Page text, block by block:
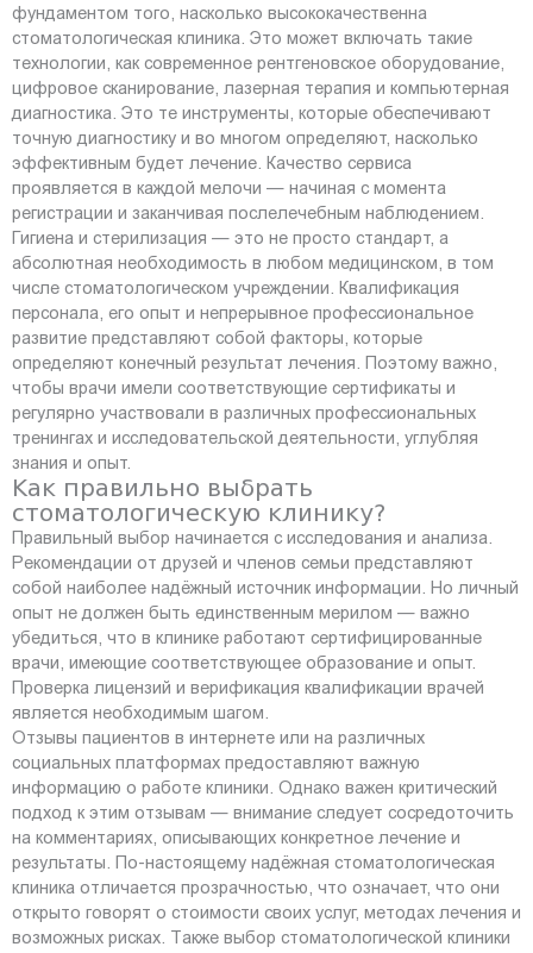
фундаментом того, насколько высококачественна
стоматологическая клиника. Это может включать такие
технологии, как современное рентгеновское оборудование,
цифровое сканирование, лазерная терапия и компьютерная
диагностика. Это те инструменты, которые обеспечивают
точную диагностику и во многом определяют, насколько
эффективным будет лечение. Качество сервиса
проявляется в каждой мелочи — начиная с момента
регистрации и заканчивая послелечебным наблюдением.
Гигиена и стерилизация — это не просто стандарт, а
абсолютная необходимость в любом медицинском, в том
числе стоматологическом учреждении. Квалификация
персонала, его опыт и непрерывное профессиональное
развитие представляют собой факторы, которые
определяют конечный результат лечения. Поэтому важно,
чтобы врачи имели соответствующие сертификаты и
регулярно участвовали в различных профессиональных
тренингах и исследовательской деятельности, углубляя
знания и опыт.
Как правильно выбрать
стоматологическую клинику?
Правильный выбор начинается с исследования и анализа.
Рекомендации от друзей и членов семьи представляют
собой наиболее надёжный источник информации. Но личный
опыт не должен быть единственным мерилом — важно
убедиться, что в клинике работают сертифицированные
врачи, имеющие соответствующее образование и опыт.
Проверка лицензий и верификация квалификации врачей
является необходимым шагом.
Отзывы пациентов в интернете или на различных
социальных платформах предоставляют важную
информацию о работе клиники. Однако важен критический
подход к этим отзывам — внимание следует сосредоточить
на комментариях, описывающих конкретное лечение и
результаты. По-настоящему надёжная стоматологическая
клиника отличается прозрачностью, что означает, что они
открыто говорят о стоимости своих услуг, методах лечения и
возможных рисках. Также выбор стоматологической клиники